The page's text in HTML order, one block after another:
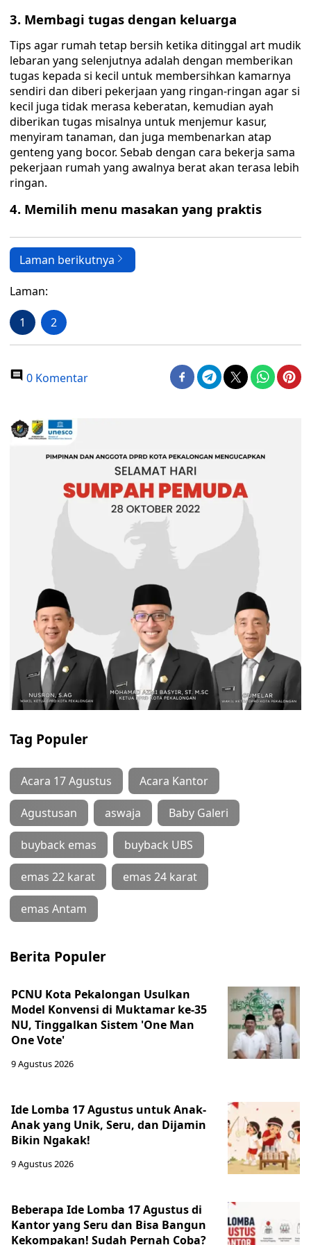
3. Membagi tugas dengan keluarga
Tips agar rumah tetap bersih ketika ditinggal art mudik
lebaran yang selenjutnya adalah dengan memberikan
tugas kepada si kecil untuk membersihkan kamarnya
sendiri dan diberi pekerjaan yang ringan-ringan agar si
kecil juga tidak merasa keberatan, kemudian ayah
diberikan tugas misalnya untuk menjemur kasur,
menyiram tanaman, dan juga membenarkan atap
genteng yang bocor. Sebab dengan cara bekerja sama
pekerjaan rumah yang awalnya berat akan terasa lebih
ringan.
4. Memilih menu masakan yang praktis
Laman berikutnya
Laman:
1 2
0 Komentar
Tag Populer
Acara 17 Agustus Acara Kantor
Agustusan aswaja Baby Galeri
buyback emas buyback UBS
emas 22 karat emas 24 karat
emas Antam
Berita Populer
PCNU Kota Pekalongan Usulkan
Model Konvensi di Muktamar ke-35
NU, Tinggalkan Sistem 'One Man
One Vote'
9 Agustus 2026
Ide Lomba 17 Agustus untuk Anak-
Anak yang Unik, Seru, dan Dijamin
Bikin Ngakak!
9 Agustus 2026
Beberapa Ide Lomba 17 Agustus di
Kantor yang Seru dan Bisa Bangun
Kekompakan! Sudah Pernah Coba?